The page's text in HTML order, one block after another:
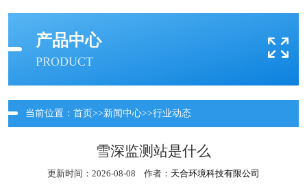
产品中心
PRODUCT
当前位置： 首页>>新闻中心>>行业动态
雪深监测站是什么
更新时间：2026-08-08 作者： 天合环境科技有限公司